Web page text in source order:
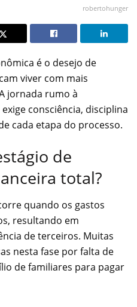
robertohunger
é o desejo de
viver com mais
jornada rumo à
exige consciência, disciplina
cada etapa do processo.
de
total?
quando os gastos
resultando em
de terceiros. Muitas
nesta fase por falta de
de familiares para pagar